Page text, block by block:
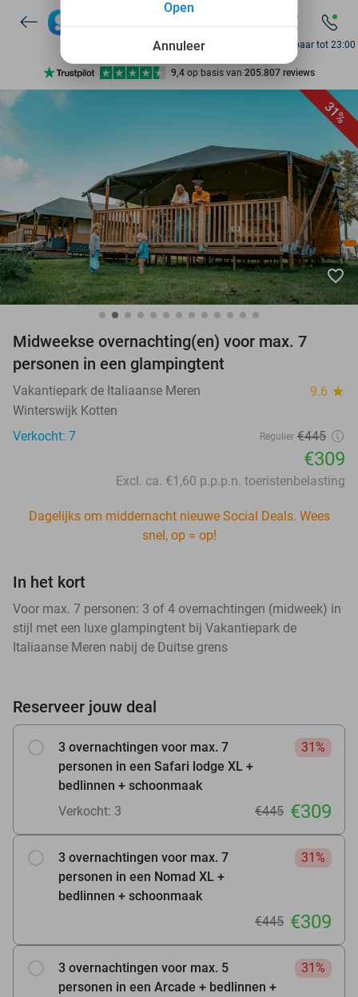
10+ miljoen leden
9,4 op basis van 205.807 reviews
Ontdek 15.000+ deals
Bereikbaar tot 23:00
31%
favorite_border
Midweekse overnachting(en) voor max. 7
personen in een glampingtent
Vakantiepark de Italiaanse Meren 9.6 star
Winterswijk Kotten
Verkocht: 7
Regulier €445
€309
Excl. ca. €1,60 p.p.p.n. toeristenbelasting
Dagelijks om middernacht nieuwe Social Deals. Wees
snel, op = op!
In het kort
Voor max. 7 personen: 3 of 4 overnachtingen (midweek) in
stijl met een luxe glampingtent bij Vakantiepark de
Italiaanse Meren nabij de Duitse grens
Reserveer jouw deal
3 overnachtingen voor max. 7
personen in een Safari lodge XL +
bedlinnen + schoonmaak
31%
Verkocht: 3 €445 €309
3 overnachtingen voor max. 7
personen in een Nomad XL +
bedlinnen + schoonmaak
31%
€445 €309
3 overnachtingen voor max. 5
personen in een Arcade + bedlinnen +
31%
Annuleer
Open